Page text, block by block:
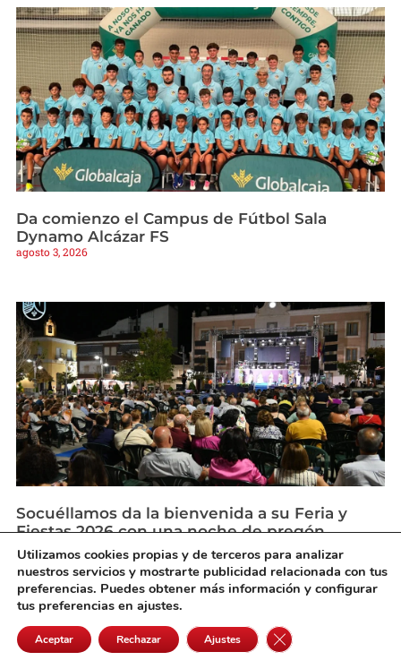
Da comienzo el Campus de Fútbol Sala
Dynamo Alcázar FS
agosto 3, 2026
Socuéllamos da la bienvenida a su Feria y
Fiestas 2026 con una noche de pregón,
tradición y música
agosto 3, 2026
Utilizamos cookies propias y de terceros para analizar
nuestros servicios y mostrarte publicidad relacionada con tus
preferencias. Puedes obtener más información y configurar
tus preferencias en ajustes.
Aceptar Rechazar Ajustes Cerrar el banner de